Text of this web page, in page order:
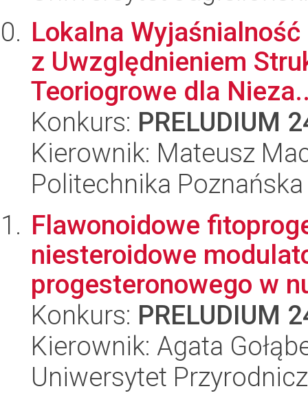
Lokalna
z Uwzględnieniem
Teoriogrowe dla
Konkurs: PRELUDIUM
Kierownik: Mateusz
Politechnika Poznańska
Flawonoidowe
niesteroidowe
progesteronowego w
Konkurs: PRELUDIUM
Kierownik: Agata
Uniwersytet